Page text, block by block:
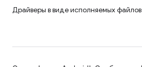
Драйверы в виде исполняемых файлов